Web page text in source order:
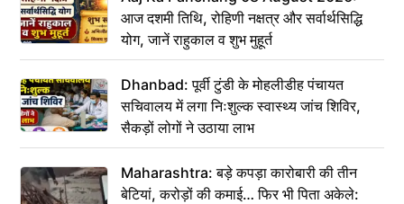
आज दशमी तिथि, रोहिणी नक्षत्र और सर्वार्थसिद्धि
योग, जानें राहुकाल व शुभ मुहूर्त
Dhanbad: पूर्वी टुंडी के मोहलीडीह पंचायत
सचिवालय में लगा निःशुल्क स्वास्थ्य जांच शिविर,
सैकड़ों लोगों ने उठाया लाभ
Maharashtra: बड़े कपड़ा कारोबारी की तीन
बेटियां, करोड़ों की कमाई… फिर भी पिता अकेले: